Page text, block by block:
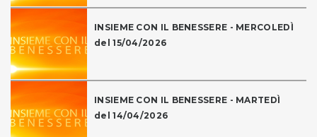
INSIEME CON IL BENESSERE - MERCOLEDÌ
del 15/04/2026
INSIEME CON IL BENESSERE - MARTEDÌ
del 14/04/2026